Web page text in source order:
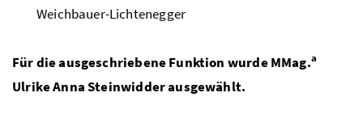
Weichbauer-Lichtenegger
Für die ausgeschriebene Funktion wurdeMMag.a
Ulrike Anna Steinwidder ausgewählt.